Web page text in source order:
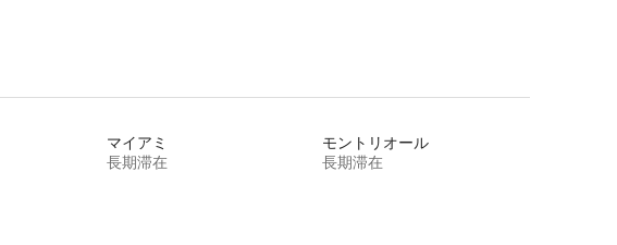
マイアミ
長期滞在
モントリオール
長期滞在